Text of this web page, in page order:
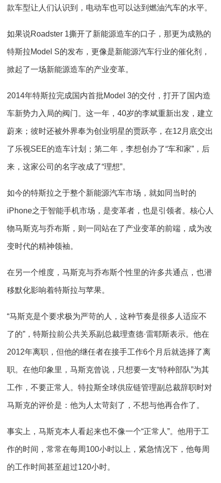
款车型让人们认识到，电动车也可以达到燃油汽车的水平。
如果说Roadster 1撕开了新能源造车的口子，那更为成熟的
特斯拉Model S的发布，更像是新能源汽车行业的催化剂，
掀起了一场新能源造车的产业变革。
2014年特斯拉完成国内首批Model 3的交付，打开了国内造
车新势力入局的阀门。这一年，40岁的李斌重新出发，建立
蔚来；彼时还被外界奉为创业明星的贾跃亭，在12月底交出
了乐视SEE的造车计划；第二年，李想创办了“车和家”，后
来，这家公司的名字改成了“理想”。
如今的特斯拉之于整个新能源汽车市场，就如同当时的
iPhone之于智能手机市场，是变革者，也是引领者。核心人
物马斯克与乔布斯，则一同站在了产业变革的前端，成为改
变时代的精神领袖。
在另一个维度，马斯克与乔布斯个性里的许多共通点，也潜
移默化影响着特斯拉与苹果。
“马斯克是个要求极为严苛的人，这种节奏是很多人适应不
了的”，特斯拉前公共关系副总裁理查德·雷耶斯表示。他在
2012年离职，但他的继任者在接手工作6个月后就选择了离
职。在他印象里，马斯克曾说，只想要一支“特种部队”为其
工作，不要正常人。特拉斯全球供应链管理副总裁辞职时对
马斯克的评价是：他为人太苛刻了，不想与他再合作了。
事实上，马斯克本人看起来也不像一个“正常人”。他用于工
作的时间，常常在每周100小时以上，紧急情况下，他每周
的工作时间甚至超过120小时。